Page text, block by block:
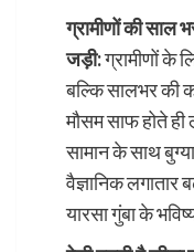
ग्रामीणों की साल
जड़ी:ग्रामीणों के
बल्कि सालभर की
मौसम साफ होते
सामान के साथ
वैज्ञानिक
यारसा गुंबा के